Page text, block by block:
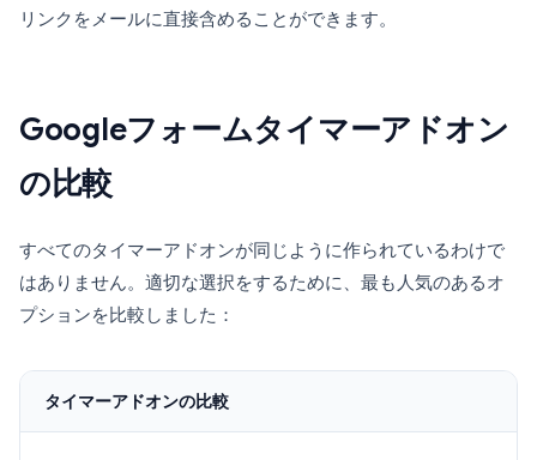
リンクをメールに直接含めることができます。
Googleフォームタイマーアドオン
の比較
すべてのタイマーアドオンが同じように作られているわけで
はありません。適切な選択をするために、最も人気のあるオ
プションを比較しました：
タイマーアドオンの比較